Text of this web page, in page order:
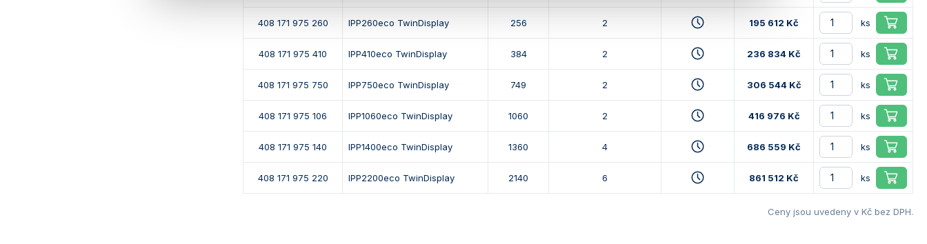
408 171 975 260 IPP260eco TwinDisplay 256 2 195 612 Kč ks
408 171 975 410 IPP410eco TwinDisplay 384 2 236 834 Kč ks
408 171 975 750 IPP750eco TwinDisplay 749 2 306 544 Kč ks
408 171 975 106 IPP1060eco TwinDisplay 1060 2 416 976 Kč ks
408 171 975 140 IPP1400eco TwinDisplay 1360 4 686 559 Kč ks
408 171 975 220 IPP2200eco TwinDisplay 2140 6 861 512 Kč ks
Ceny jsou uvedeny v Kč bez DPH.